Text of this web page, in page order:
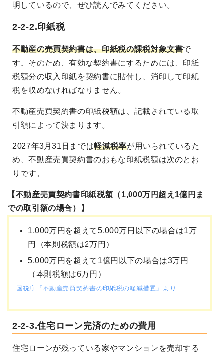
明しているので、ぜひ読んでみてください。
2-2-2.印紙税
不動産の売買契約書は、印紙税の課税対象文書で
す。そのため、有効な契約書にするためには、印紙
税額分の収入印紙を契約書に貼付し、消印して印紙
税を収めなければなりません。
不動産売買契約書の印紙税額は、記載されている取
引額によって決まります。
2027年3月31日までは軽減税率が用いられているた
め、不動産売買契約書のおもな印紙税額は次のとお
りです。
【不動産売買契約書印紙税額（1,000万円超え1億円ま
での取引額の場合）】
1,000万円を超えて5,000万円以下の場合は1万
円（本則税額は2万円）
5,000万円を超えて1億円以下の場合は3万円
（本則税額は6万円）
国税庁「不動産売買契約書の印紙税の軽減措置」より
2-2-3.住宅ローン完済のための費用
住宅ローンが残っている家やマンションを売却する